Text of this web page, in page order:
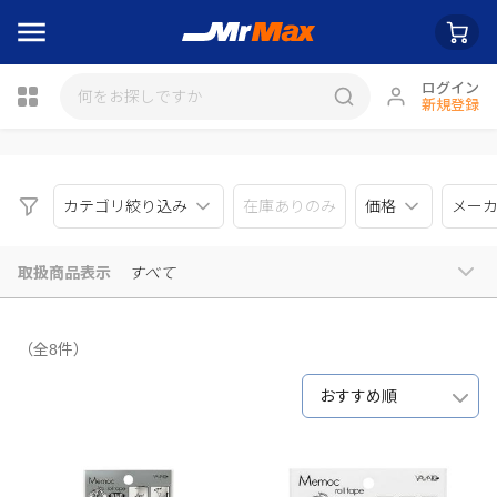
ログイン
新規登録
カテゴリ絞り込み 在庫ありのみ 価格 メー
取扱商品表示 すべて
（全8件）
おすすめ順